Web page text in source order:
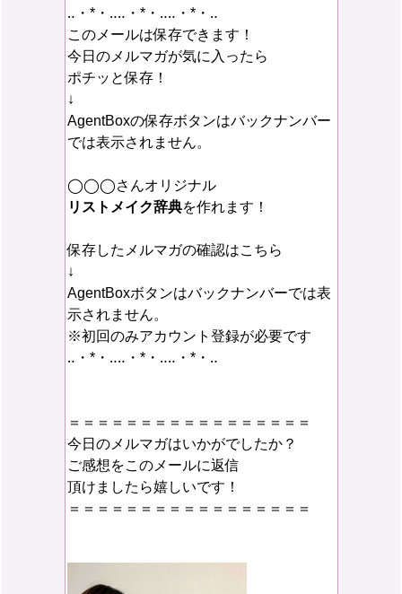
‥・*・‥‥・*・‥‥・*・‥
このメールは保存できます！
今日のメルマガが気に入ったら
ポチッと保存！
↓
AgentBoxの保存ボタンはバックナンバー
では表示されません。
◯◯◯さんオリジナル
リストメイク辞典を作れます！
保存したメルマガの確認はこちら
↓
AgentBoxボタンはバックナンバーでは表
示されません。
※初回のみアカウント登録が必要です
‥・*・‥‥・*・‥‥・*・‥
＝＝＝＝＝＝＝＝＝＝＝＝＝＝＝＝＝
今日のメルマガはいかがでしたか？
ご感想をこのメールに返信
頂けましたら嬉しいです！
＝＝＝＝＝＝＝＝＝＝＝＝＝＝＝＝＝